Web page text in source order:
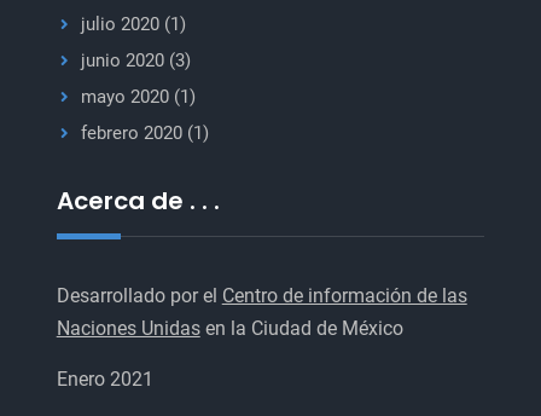
julio 2020(1)
junio 2020(3)
mayo 2020(1)
febrero 2020(1)
Acerca de . . .
Desarrollado por el Centro de información de las
Naciones Unidasen la Ciudad de México
Enero 2021